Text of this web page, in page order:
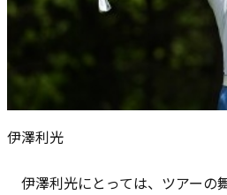
伊澤利光
伊澤利光にとっては、ツアーの